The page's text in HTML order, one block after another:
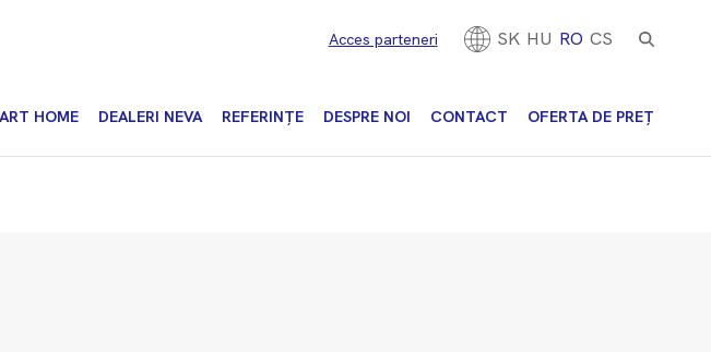
Acces parteneri SK HU RO CS
HOME DEALERI NEVA REFERINȚE DESPRE NOI CONTACT OFERTA DE PREȚ